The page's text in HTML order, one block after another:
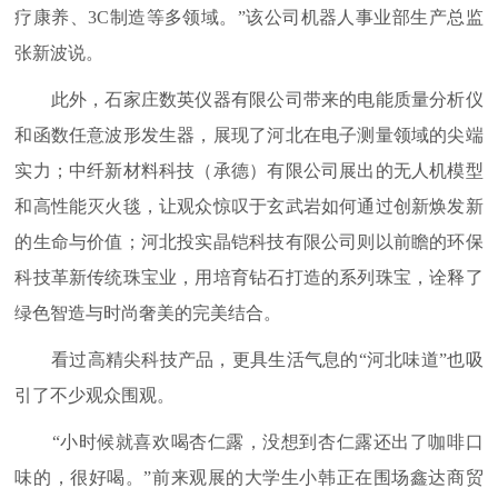
疗康养、3C制造等多领域。”该公司机器人事业部生产总监
张新波说。
此外，石家庄数英仪器有限公司带来的电能质量分析仪
和函数任意波形发生器，展现了河北在电子测量领域的尖端
实力；中纤新材料科技（承德）有限公司展出的无人机模型
和高性能灭火毯，让观众惊叹于玄武岩如何通过创新焕发新
的生命与价值；河北投实晶铠科技有限公司则以前瞻的环保
科技革新传统珠宝业，用培育钻石打造的系列珠宝，诠释了
绿色智造与时尚奢美的完美结合。
看过高精尖科技产品，更具生活气息的“河北味道”也吸
引了不少观众围观。
“小时候就喜欢喝杏仁露，没想到杏仁露还出了咖啡口
味的，很好喝。”前来观展的大学生小韩正在围场鑫达商贸